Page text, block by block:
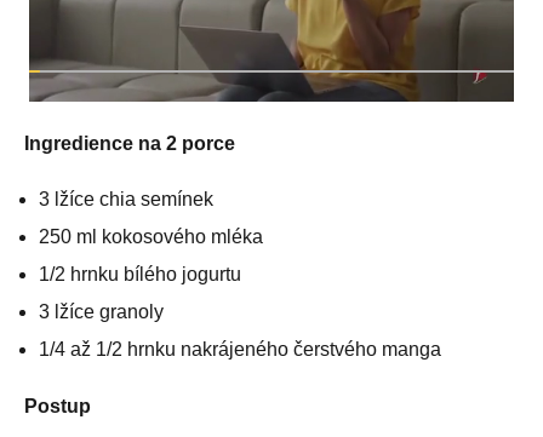
Ingredience na 2 porce
3 lžíce chia semínek
250 ml kokosového mléka
1/2 hrnku bílého jogurtu
3 lžíce granoly
1/4 až 1/2 hrnku nakrájeného čerstvého manga
Postup